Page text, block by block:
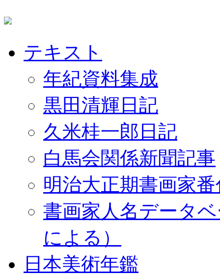
テキスト
年紀資料集成
黒田清輝日記
久米桂一郎日記
白馬会関係新聞記事
明治大正期書画家
書画家人名データ
による）
日本美術年鑑